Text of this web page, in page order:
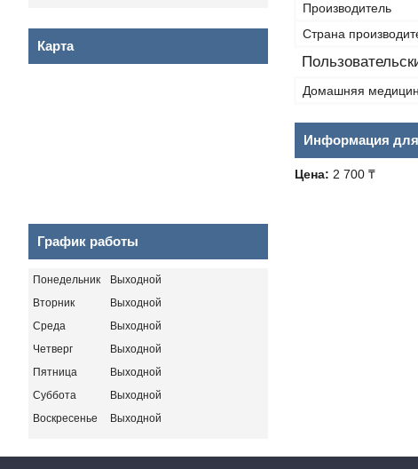
Производитель
Страна
Домашняя
Информация для
Цена: 2 700 ₸
Карта
График работы
Понедельник
Выходной
Вторник
Выходной
Среда
Выходной
Четверг
Выходной
Пятница
Выходной
Суббота
Выходной
Воскресенье
Выходной